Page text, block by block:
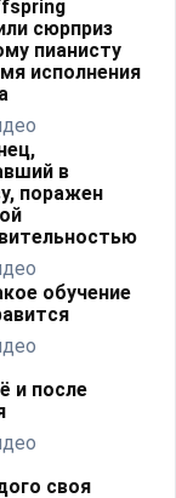
сюрприз
пианисту
исполнения
в
поражен
обучение
и после
своя